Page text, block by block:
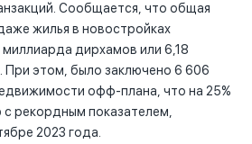
Сообщается, что общая
жилья в новостройках
дирхамов или 6,18
этом, было заключено 6 606
офф-плана, что на 25%
рекордным показателем,
2023 года.